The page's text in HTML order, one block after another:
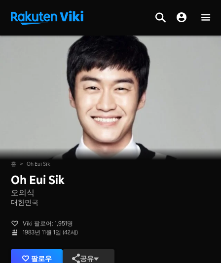
홈 > Oh Eui Sik
Oh Eui Sik
오의식
대한민국
Viki 팔로어: 1,951명
1983년 11월 1일 (42세)
팔로우 공유